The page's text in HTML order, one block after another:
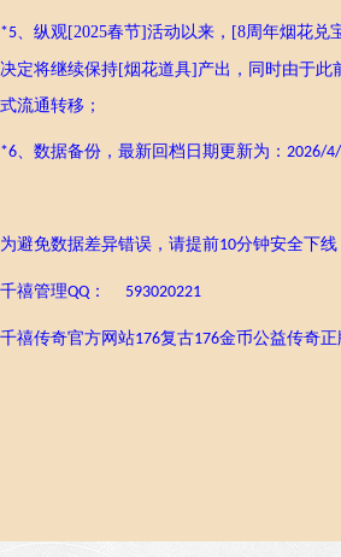
*5、 纵观[2025春节]活动以来， [8周年烟花兑
决定将继续保持[烟花道具]产出，同时由于此
式流通转移；
*6、 数据备份，最新回档日期更新为： 2026/4/
为避免数据差异错误，请提前10分钟安全下线
千禧管理QQ ： 593020221
千禧传奇官方网站176复古176金币公益传奇正